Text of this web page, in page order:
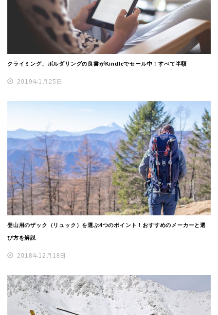
クライミング、ボルダリングの良書がKindleでセール中！すべて半額
2019年1月25日
登山用のザック（リュック）を選ぶ4つのポイント！おすすめのメーカーと選
び方を解説
2018年12月18日